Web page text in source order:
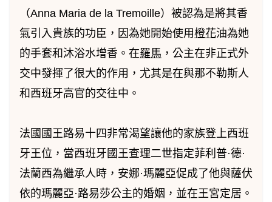
（Anna Maria de la Tremoille）被認為是將其香
氣引入貴族的功臣，因為她開始使用橙花油為她
的手套和沐浴水增香。在羅馬 ，公主在非正式外
交中發揮了很大的作用，尤其是在與那不勒斯人
和西班牙高官的交往中。
法國國王路易十四非常渴望讓他的家族登上西班
牙王位，當西班牙國王查理二世指定菲利普·德·
法蘭西為繼承人時，安娜·瑪麗亞促成了他與薩伏
依的瑪麗亞·路易莎公主的婚姻，並在王宮定居。